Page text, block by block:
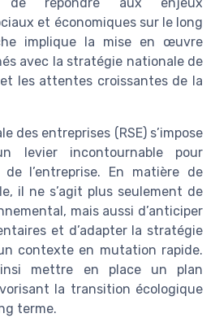
et économiques sur le long
implique la mise en œuvre
avec la stratégie nationale de
les attentes croissantes de la
des entreprises (RSE) s’impose
levier incontournable pour
l’entreprise. En matière de
il ne s’agit plus seulement de
mais aussi d’anticiper
et d’adapter la stratégie
contexte en mutation rapide.
mettre en place un plan
la transition écologique
terme.